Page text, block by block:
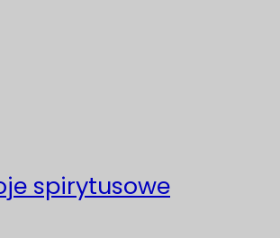
spirytusowe